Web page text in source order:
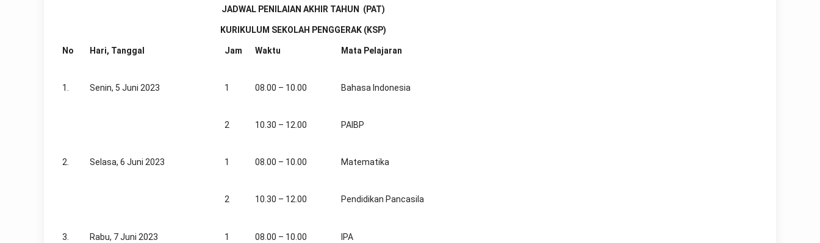
finish
observed
JADWAL PENILAIAN AKHIR TAHUN (PAT)
KURIKULUM SEKOLAH PENGGERAK (KSP)
No Hari, Tanggal Jam Waktu Mata Pelajaran
1. Senin, 5 Juni 2023 1 08.00 – 10.00 Bahasa Indonesia
2 10.30 – 12.00 PAIBP
2. Selasa, 6 Juni 2023 1 08.00 – 10.00 Matematika
2 10.30 – 12.00 Pendidikan Pancasila
3. Rabu, 7 Juni 2023 1 08.00 – 10.00 IPA